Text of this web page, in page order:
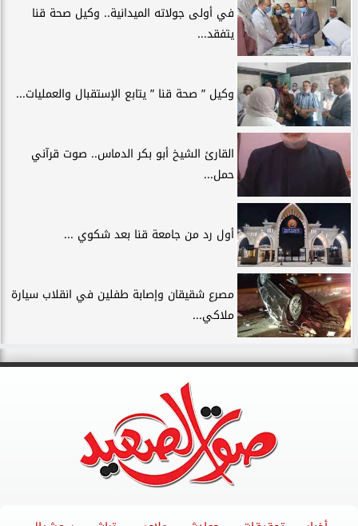
في أولى جولاته الميدانية.. وكيل صحة قنا
يتفقد...
وكيل ” صحة قنا ” يتابع الإستقبال والعمليات...
القارئ الشيخ أبو بكر الدماس.. صوت قرآني
حمل...
أول رد من جامعة قنا بعد شكوي ...
مصرع شقيقان وإصابة طفلين في انقلاب سيارة
ملاكي...